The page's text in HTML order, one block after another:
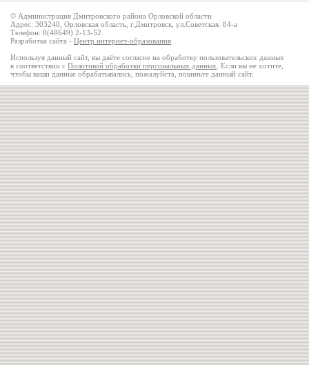
© Администрация Дмитровского района Орловской области
Адрес: 303240, Орловская область, г.Дмитровск, ул.Советская. 84-а
Телефон: 8(48649) 2-13-52
Разработка сайта - Центр интернет-образования
Используя данный сайт, вы даёте согласие на обработку пользовательских данных
в соответствии с Политикой обработки персональных данных . Если вы не хотите,
чтобы ваши данные обрабатывались, пожалуйста, покиньте данный сайт.